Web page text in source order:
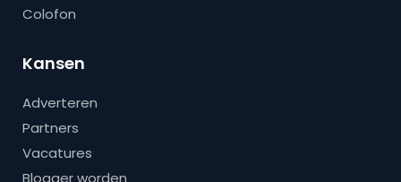
Colofon
Kansen
Adverteren
Partners
Vacatures
Blogger worden